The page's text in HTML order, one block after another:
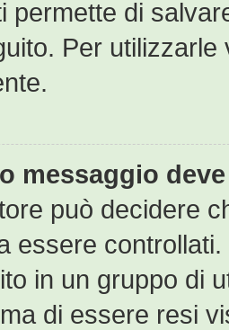
permette di
Per utilizzarle
messaggio
può decidere
essere
in un gruppo di
di essere resi